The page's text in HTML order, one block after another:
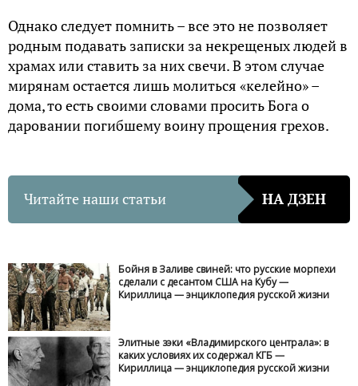
Однако следует помнить – все это не позволяет
родным подавать записки за некрещеных людей в
храмах или ставить за них свечи. В этом случае
мирянам остается лишь молиться «келейно» –
дома, то есть своими словами просить Бога о
даровании погибшему воину прощения грехов.
Читайте наши статьи НА ДЗЕН
Бойня в Заливе свиней: что русские морпехи
сделали с десантом США на Кубу —
Кириллица — энциклопедия русской жизни
Элитные зэки «Владимирского централа»: в
каких условиях их содержал КГБ —
Кириллица — энциклопедия русской жизни